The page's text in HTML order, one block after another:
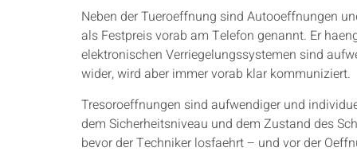
Neben der Tueroeffnung sind Autooeffnungen
als Festpreis vorab am Telefon genannt. Er
elektronischen Verriegelungssystemen sind
wider, wird aber immer vorab klar kommuniziert.
Tresoroeffnungen sind aufwendiger und
dem Sicherheitsniveau und dem Zustand des
bevor der Techniker losfaehrt – und vor der